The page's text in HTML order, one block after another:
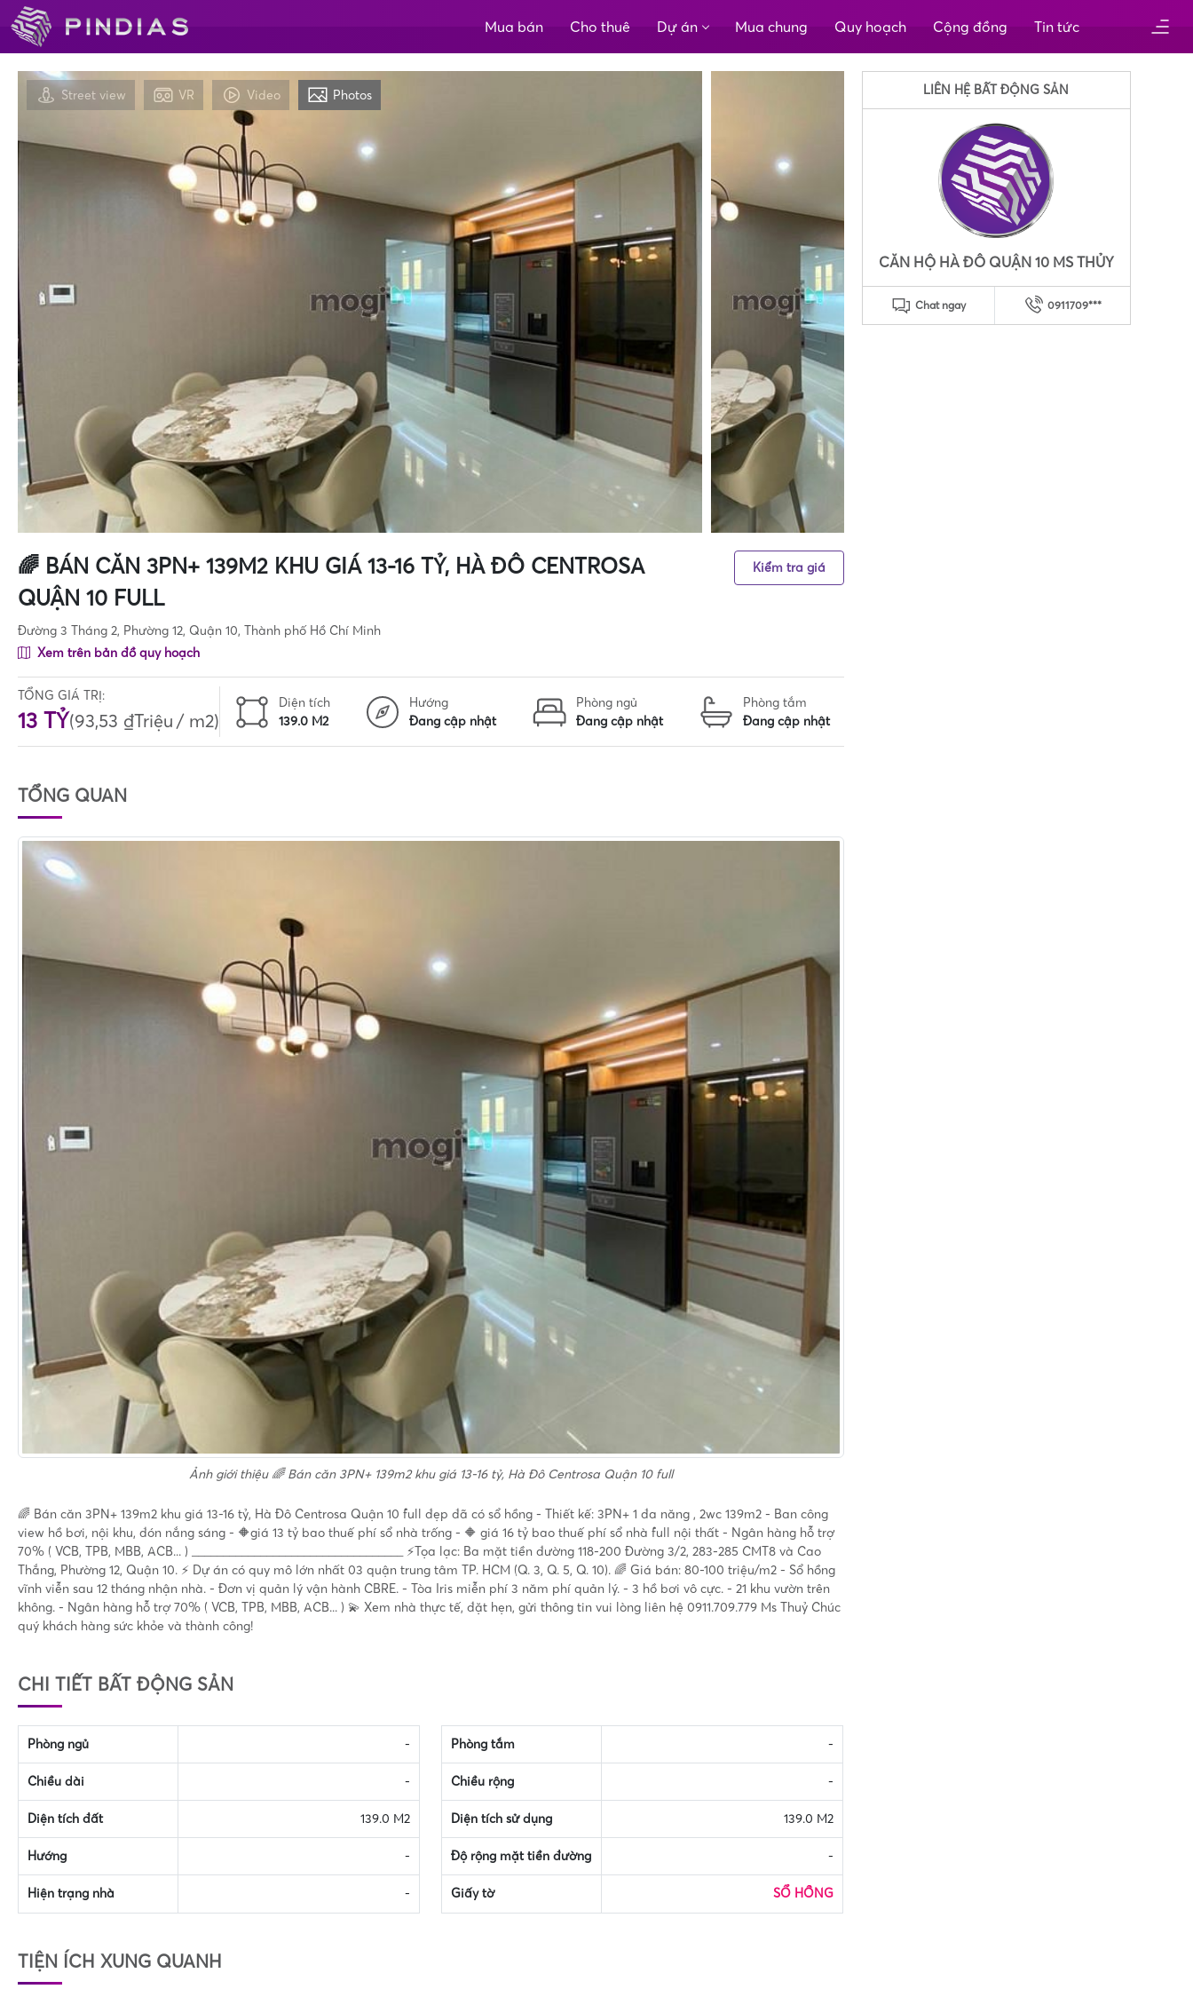
Mua bán Cho thuê Dự án Mua chung Quy hoạch Cộng đồng Tin tức
Street view VR Video Photos
🌈 BÁN CĂN 3PN+ 139M2 KHU GIÁ 13-16 TỶ, HÀ ĐÔ CENTROSA
QUẬN 10 FULL
Đường 3 Tháng 2, Phường 12, Quận 10, Thành phố Hồ Chí Minh
Xem trên bản đồ quy hoạch
Kiểm tra giá
TỔNG GIÁ TRỊ:
13 TỶ(93,53 ₫Triệu / m2)
Diện tích
139.0 M2
Hướng
Đang cập nhật
Phòng ngủ
Đang cập nhật
Phòng tắm
Đang cập nhật
TỔNG QUAN
Ảnh giới thiệu 🌈 Bán căn 3PN+ 139m2 khu giá 13-16 tỷ, Hà Đô Centrosa Quận 10 full
🌈 Bán căn 3PN+ 139m2 khu giá 13-16 tỷ, Hà Đô Centrosa Quận 10 full đẹp đã có sổ hồng - Thiết kế: 3PN+ 1 đa năng , 2wc 139m2 - Ban công
view hồ bơi, nội khu, đón nắng sáng - 🔶giá 13 tỷ bao thuế phí sổ nhà trống - 🔶 giá 16 tỷ bao thuế phí sổ nhà full nội thất - Ngân hàng hỗ trợ
70% ( VCB, TPB, MBB, ACB... ) __________________________________ ⚡Tọa lạc: Ba mặt tiền đường 118-200 Đường 3/2, 283-285 CMT8 và Cao
Thắng, Phường 12, Quận 10. ⚡️ Dự án có quy mô lớn nhất 03 quận trung tâm TP. HCM (Q. 3, Q. 5, Q. 10). 🌈 Giá bán: 80-100 triệu/m2 - Sổ hồng
vĩnh viễn sau 12 tháng nhận nhà. - Đơn vị quản lý vận hành CBRE. - Tòa Iris miễn phí 3 năm phí quản lý. - 3 hồ bơi vô cực. - 21 khu vườn trên
không. - Ngân hàng hỗ trợ 70% ( VCB, TPB, MBB, ACB... ) 💫 Xem nhà thực tế, đặt hẹn, gửi thông tin vui lòng liên hệ 0911.709.779 Ms Thuỷ Chúc
quý khách hàng sức khỏe và thành công!
CHI TIẾT BẤT ĐỘNG SẢN
Phòng ngủ -
Chiều dài -
Diện tích đất 139.0 M2
Hướng -
Hiện trạng nhà -
Phòng tắm -
Chiều rộng -
Diện tích sử dụng 139.0 M2
Độ rộng mặt tiền đường -
Giấy tờ SỔ HỒNG
TIỆN ÍCH XUNG QUANH
LIÊN HỆ BẤT ĐỘNG SẢN
CĂN HỘ HÀ ĐÔ QUẬN 10 MS THỦY
Chat ngay 0911709***